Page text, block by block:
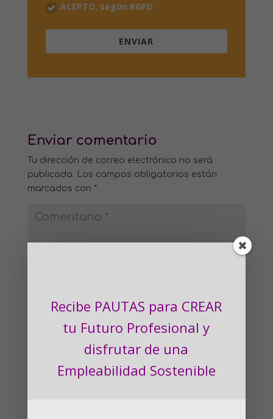
ACEPTO, según RGPD
ENVIAR
Enviar comentario
Tu dirección de correo electrónico no será
publicada. Los campos obligatorios están
marcados con *
Recibe PAUTAS para CREAR
tu Futuro Profesional y
disfrutar de una
Empleabilidad Sostenible